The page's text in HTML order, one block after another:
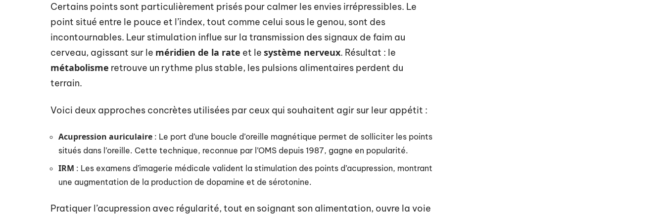
Certains points sont particulièrement prisés pour calmer les envies irrépressibles. Le
point situé entre le pouce et l’index, tout comme celui sous le genou, sont des
incontournables. Leur stimulation influe sur la transmission des signaux de faim au
cerveau, agissant sur le méridien de la rate et le système nerveux. Résultat : le
métabolisme retrouve un rythme plus stable, les pulsions alimentaires perdent du
terrain.
Voici deux approches concrètes utilisées par ceux qui souhaitent agir sur leur appétit :
Acupression auriculaire : Le port d’une boucle d’oreille magnétique permet de solliciter les points
situés dans l’oreille. Cette technique, reconnue par l’OMS depuis 1987, gagne en popularité.
IRM : Les examens d’imagerie médicale valident la stimulation des points d’acupression, montrant
une augmentation de la production de dopamine et de sérotonine.
Pratiquer l’acupression avec régularité, tout en soignant son alimentation, ouvre la voie